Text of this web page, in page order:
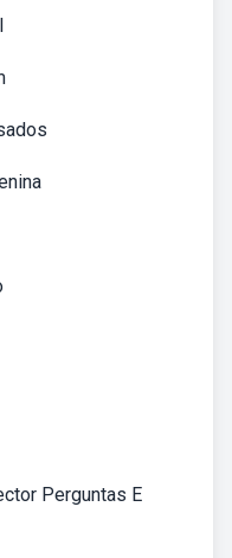
Perguntas E